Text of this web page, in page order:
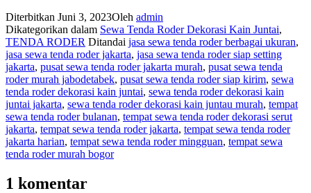
Diterbitkan Juni 3, 2023Oleh admin
Dikategorikan dalam Sewa Tenda Roder Dekorasi Kain Juntai,
TENDA RODER Ditandai jasa sewa tenda roder berbagai ukuran,
jasa sewa tenda roder jakarta, jasa sewa tenda roder siap setting
jakarta, pusat sewa tenda roder jakarta murah, pusat sewa tenda
roder murah jabodetabek, pusat sewa tenda roder siap kirim, sewa
tenda roder dekorasi kain juntai, sewa tenda roder dekorasi kain
juntai jakarta, sewa tenda roder dekorasi kain juntau murah, tempat
sewa tenda roder bulanan, tempat sewa tenda roder dekorasi serut
jakarta, tempat sewa tenda roder jakarta, tempat sewa tenda roder
jakarta harian, tempat sewa tenda roder mingguan, tempat sewa
tenda roder murah bogor
1 komentar